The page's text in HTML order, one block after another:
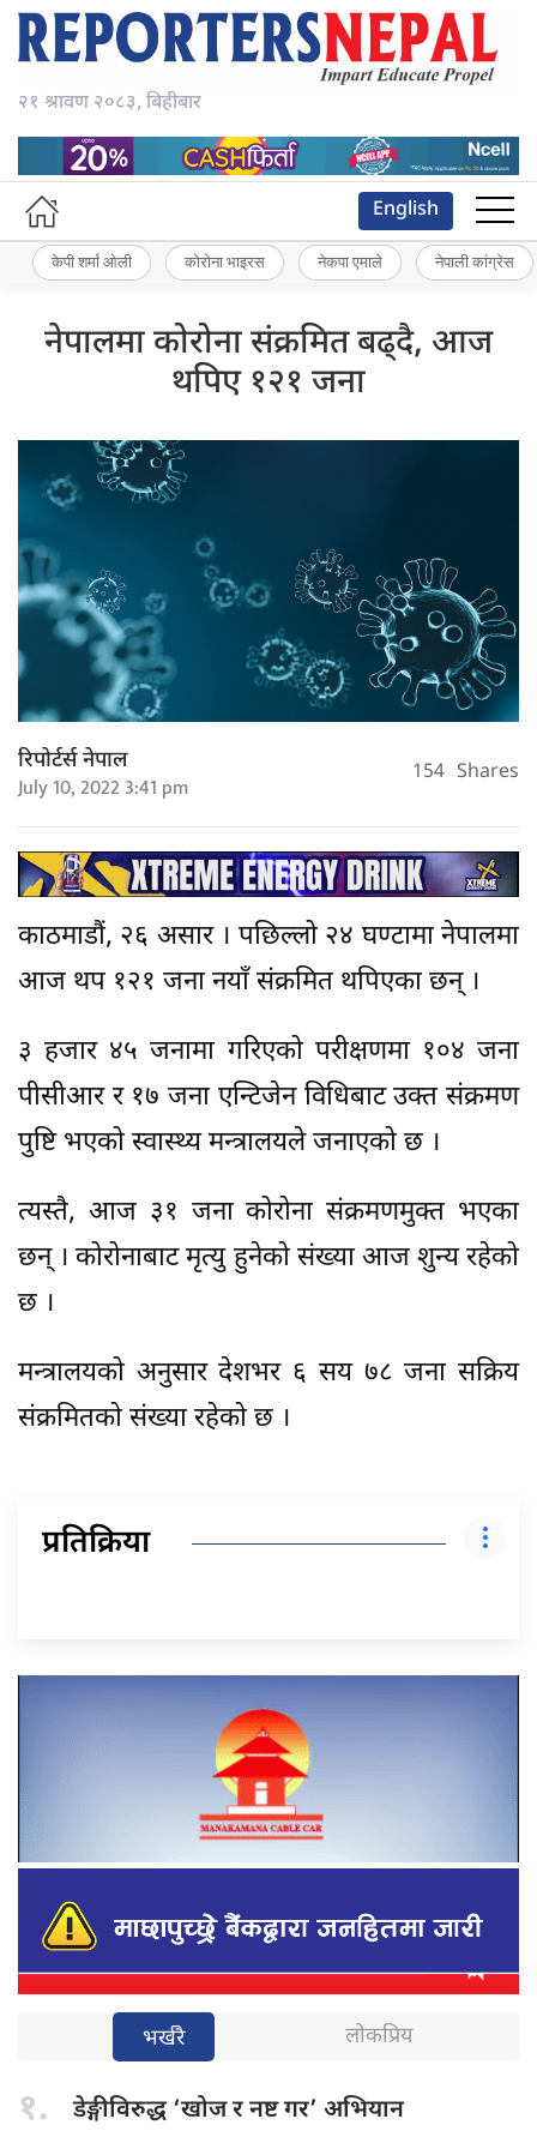
२१ श्रावण २०८३, बिहीबार
English
केपी शर्मा ओली कोरोना भाइरस नेकपा एमाले नेपाली कांग्रेस
नेपालमा कोरोना संक्रमित बढ्दै, आज
थपिए १२१ जना
रिपोर्टर्स नेपाल
July 10, 2022 3:41 pm 154 Shares
काठमाडौं, २६ असार । पछिल्लो २४ घण्टामा नेपालमा
आज थप १२१ जना नयाँ संक्रमित थपिएका छन् ।
३ हजार ४५ जनामा गरिएको परीक्षणमा १०४ जना
पीसीआर र १७ जना एन्टिजेन विधिबाट उक्त संक्रमण
पुष्टि भएको स्वास्थ्य मन्त्रालयले जनाएको छ ।
त्यस्तै, आज ३१ जना कोरोना संक्रमणमुक्त भएका
छन् । कोरोनाबाट मृत्यु हुनेको संख्या आज शुन्य रहेको
छ ।
मन्त्रालयको अनुसार देशभर ६ सय ७८ जना सक्रिय
संक्रमितको संख्या रहेको छ ।
प्रतिक्रिया
भर्खरै लोकप्रिय
१. डेङ्गीविरुद्ध ‘खोजर नष्ट गर’ अभियान